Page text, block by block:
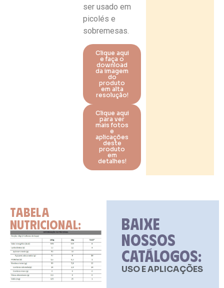
ser usado em
picolés e
sobremesas.
Clique aqui
e faça o
download
da imagem
do
produto
em alta
resolução!
Clique aqui
para ver
mais fotos
e
aplicações
deste
produto
em
detalhes!
BAIXE
NOSSOS
CATÁLOGOS:
USO E APLICAÇÕES
TABELA
NUTRICIONAL: